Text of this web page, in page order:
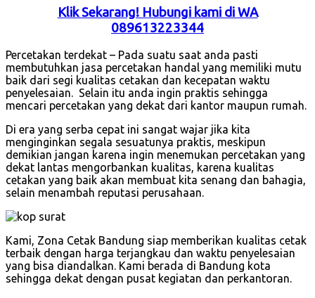
Klik Sekarang! Hubungi kami di WA
089613223344
Percetakan terdekat – Pada suatu saat anda pasti
membutuhkan jasa percetakan handal yang memiliki mutu
baik dari segi kualitas cetakan dan kecepatan waktu
penyelesaian. Selain itu anda ingin praktis sehingga
mencari percetakan yang dekat dari kantor maupun rumah.
Di era yang serba cepat ini sangat wajar jika kita
menginginkan segala sesuatunya praktis, meskipun
demikian jangan karena ingin menemukan percetakan yang
dekat lantas mengorbankan kualitas, karena kualitas
cetakan yang baik akan membuat kita senang dan bahagia,
selain menambah reputasi perusahaan.
Kami, Zona Cetak Bandung siap memberikan kualitas cetak
terbaik dengan harga terjangkau dan waktu penyelesaian
yang bisa diandalkan. Kami berada di Bandung kota
sehingga dekat dengan pusat kegiatan dan perkantoran.